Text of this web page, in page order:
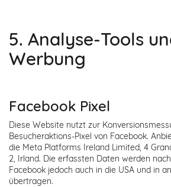
5. Analyse-Tools
Werbung
Facebook Pixel
Diese Website nutzt zur
Besucheraktions-Pixel von Facebook.
die Meta Platforms Ireland Limited, 4
2, Irland. Die erfassten Daten werden
Facebook jedoch auch in die USA und in
übertragen.